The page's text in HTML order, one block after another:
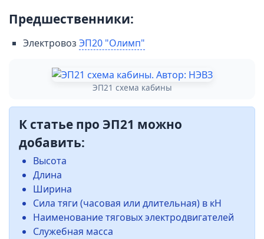
Предшественники:
Электровоз ЭП20 "Олимп"
ЭП21 схема кабины
К статье про ЭП21 можно
добавить:
Высота
Длина
Ширина
Сила тяги (часовая или длительная) в кН
Наименование тяговых электродвигателей
Служебная масса